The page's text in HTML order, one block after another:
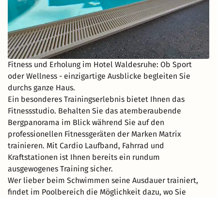
Fitness und Erholung im Hotel Waldesruhe: Ob Sport
oder Wellness - einzigartige Ausblicke begleiten Sie
durchs ganze Haus.
Ein besonderes Trainingserlebnis bietet Ihnen das
Fitnessstudio. Behalten Sie das atemberaubende
Bergpanorama im Blick während Sie auf den
professionellen Fitnessgeräten der Marken Matrix
trainieren. Mit Cardio Laufband, Fahrrad und
Kraftstationen ist Ihnen bereits ein rundum
ausgewogenes Training sicher.
Wer lieber beim Schwimmen seine Ausdauer trainiert,
findet im Poolbereich die Möglichkeit dazu, wo Sie